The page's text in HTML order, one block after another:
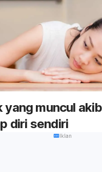
yang muncul
diri sendiri
Iklan